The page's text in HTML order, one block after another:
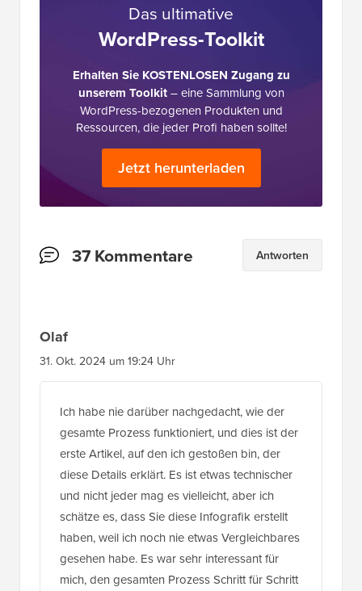
Das ultimative
WordPress-Toolkit
Erhalten Sie KOSTENLOSEN Zugang zu
unserem Toolkit– eine Sammlung von
WordPress-bezogenen Produkten und
Ressourcen, die jeder Profi haben sollte!
Jetzt herunterladen
Leserinteraktionen
37 Kommentare Antworten
Olaf
31. Okt. 2024 um 19:24 Uhr
Ich habe nie darüber nachgedacht, wie der
gesamte Prozess funktioniert, und dies ist der
erste Artikel, auf den ich gestoßen bin, der
diese Details erklärt. Es ist etwas technischer
und nicht jeder mag es vielleicht, aber ich
schätze es, dass Sie diese Infografik erstellt
haben, weil ich noch nie etwas Vergleichbares
gesehen habe. Es war sehr interessant für
mich, den gesamten Prozess Schritt für Schritt